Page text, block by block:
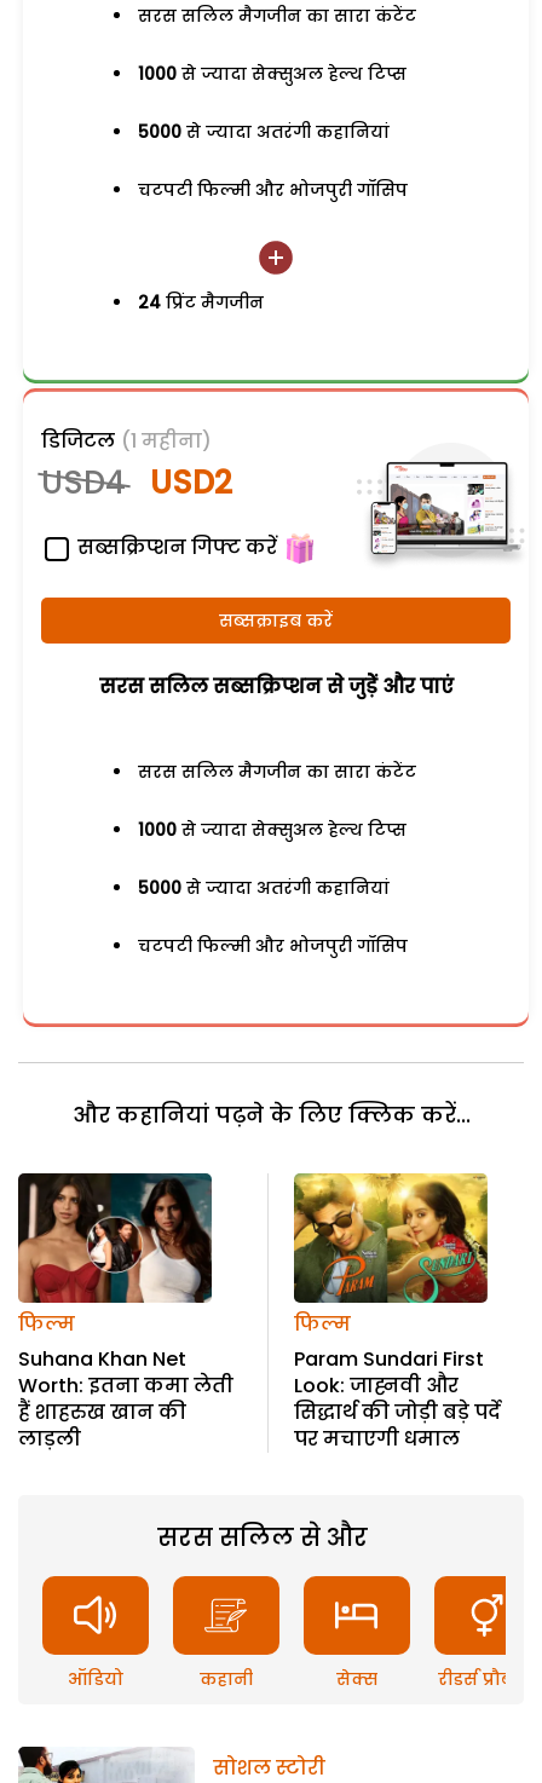
सरस सलिल मैगजीन का सारा कंटेंट
1000 से ज्यादा सेक्सुअल हेल्थ टिप्स
5000 से ज्यादा अतरंगी कहानियां
चटपटी फिल्मी और भोजपुरी गॉसिप
24 प्रिंट मैगजीन
डिजिटल (1 महीना)
USD4 USD2
सब्सक्रिप्शन गिफ्ट करें
सब्सक्राइब करें
सरस सलिल सब्सक्रिप्शन से जुड़ेें और पाएं
सरस सलिल मैगजीन का सारा कंटेंट
1000 से ज्यादा सेक्सुअल हेल्थ टिप्स
5000 से ज्यादा अतरंगी कहानियां
चटपटी फिल्मी और भोजपुरी गॉसिप
और कहानियां पढ़ने के लिए क्लिक करें...
फिल्म
Suhana Khan Net
Worth: इतना कमा लेती
हैं शाहरुख खान की
लाड़ली
फिल्म
Param Sundari First
Look: जाह्नवी और
सिद्धार्थ की जोड़ी बड़े पर्दे
पर मचाएगी धमाल
सरस सलिल से और
ऑडियो कहानी सेक्स रीडर्स प्रौब्लम
सोशल स्टोरी